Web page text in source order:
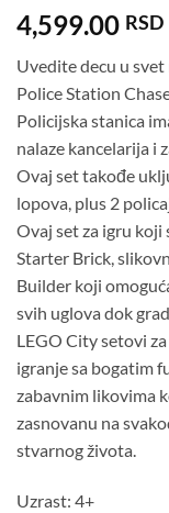
4,599.00 RSD
Uvedite decu u
Police Station
Policijska stanica
nalaze kancelarija i
Ovaj set takođe
lopova, plus 2
Ovaj set za igru koji
Starter Brick,
Builder koji
svih uglova dok
LEGO City setovi
igranje sa bogatim
zabavnim likovima
zasnovanu na
stvarnog života.
Uzrast: 4+